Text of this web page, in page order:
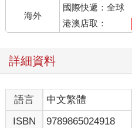
海外
國際快遞：全球
港澳店取：
詳細資料
語言 中文繁體
ISBN
9789865024918